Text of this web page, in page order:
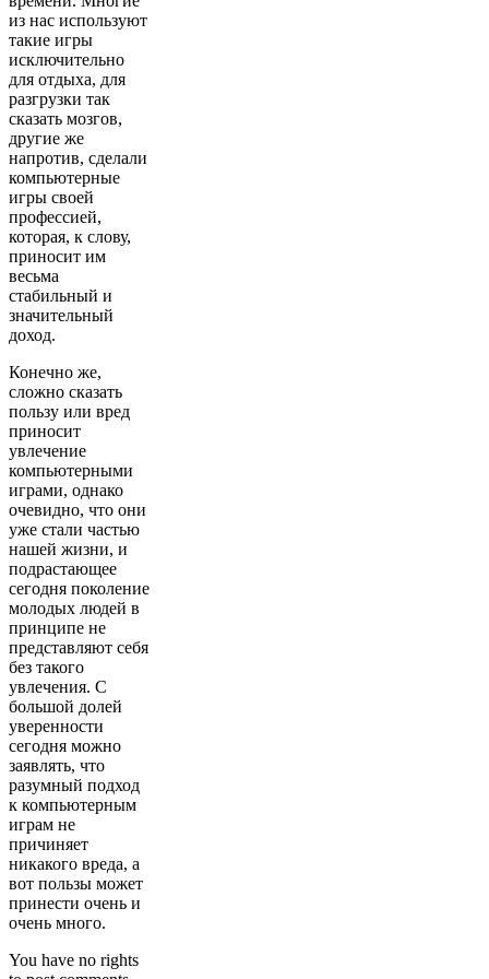
из нас используют
такие игры
исключительно
для отдыха, для
разгрузки так
сказать мозгов,
другие же
напротив, сделали
компьютерные
игры своей
профессией,
которая, к слову,
приносит им
весьма
стабильный и
значительный
доход.
Конечно же,
сложно сказать
пользу или вред
приносит
увлечение
компьютерными
играми, однако
очевидно, что они
уже стали частью
нашей жизни, и
подрастающее
сегодня поколение
молодых людей в
принципе не
представляют себя
без такого
увлечения. С
большой долей
уверенности
сегодня можно
заявлять, что
разумный подход
к компьютерным
играм не
причиняет
никакого вреда, а
вот пользы может
принести очень и
очень много.
You have no rights